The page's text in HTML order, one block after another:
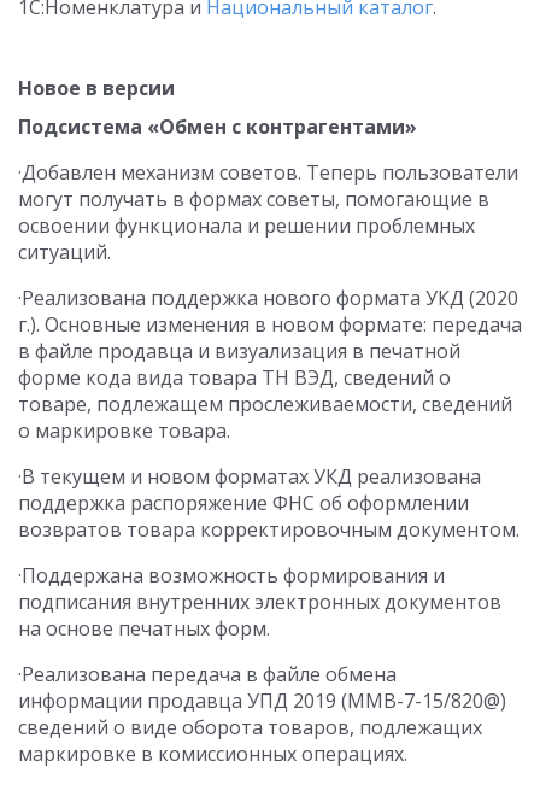
1С:Номенклатура и Национальный каталог.
Новое в версии
Подсистема «Обмен с контрагентами»
·Добавлен механизм советов. Теперь пользователи
могут получать в формах советы, помогающие в
освоении функционала и решении проблемных
ситуаций.
·Реализована поддержка нового формата УКД (2020
г.). Основные изменения в новом формате: передача
в файле продавца и визуализация в печатной
форме кода вида товара ТН ВЭД, сведений о
товаре, подлежащем прослеживаемости, сведений
о маркировке товара.
·В текущем и новом форматах УКД реализована
поддержка распоряжение ФНС об оформлении
возвратов товара корректировочным документом.
·Поддержана возможность формирования и
подписания внутренних электронных документов
на основе печатных форм.
·Реализована передача в файле обмена
информации продавца УПД 2019 (ММВ-7-15/820@)
сведений о виде оборота товаров, подлежащих
маркировке в комиссионных операциях.